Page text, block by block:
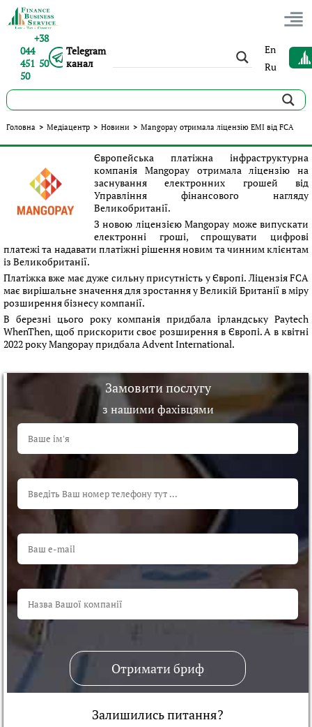
+38
044
451 50
50
Telegram
канал
En
Ru
Головна > Медіацентр > Новини > Mangopay отримала ліцензію EMI від FCA
Mangopay отримала ліцензію EMI від FCA
Опубліковано: Іванна Петренко | 10.11.2023 | Новини
Європейська платіжна інфраструктурна
компанія Mangopay отримала ліцензію на
заснування електронних грошей від
Управління фінансового нагляду
Великобританії.
З новою ліцензією Mangopay може випускати
електронні гроші, спрощувати цифрові
платежі та надавати платіжні рішення новим та чинним клієнтам
із Великобританії.
Платіжка вже має дуже сильну присутність у Європі. Ліцензія FCA
має вирішальне значення для зростання у Великій Британії в міру
розширення бізнесу компанії.
В березні цього року компанія придбала ірландську Paytech
WhenThen, щоб прискорити своє розширення в Європі. А в квітні
2022 року Mangopay придбала Advent International.
Замовити послугу
з нашими фахівцями
Отримати бриф
Залишились питання?